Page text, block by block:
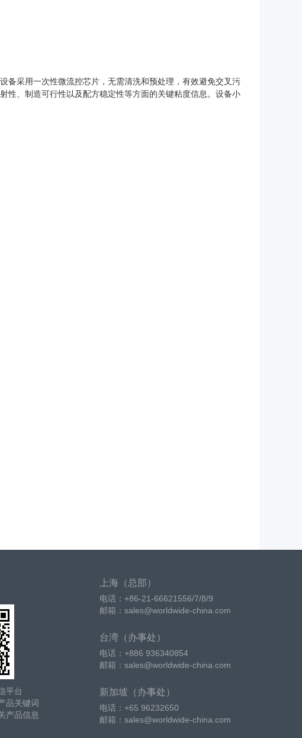
备采用一次性微流控芯片，无需清洗和预处理，有效避免交叉污
性、制造可行性以及配方稳定性等方面的关键粘度信息。设备小
平台
品关键词
产品信息
上海（总部）
电话：+86-21-66621556/7/8/9
邮箱：sales@worldwide-china.com
台湾（办事处）
电话：+886 936340854
邮箱：sales@worldwide-china.com
新加坡（办事处）
电话：+65 96232650
邮箱：sales@worldwide-china.com